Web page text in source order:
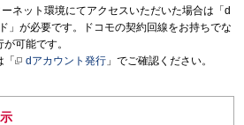
ネット環境にてアクセスいただいた場合は「d
」が必要です。ドコモの契約回線をお持ちでな
可能です。
dアカウント発行 」でご確認ください。